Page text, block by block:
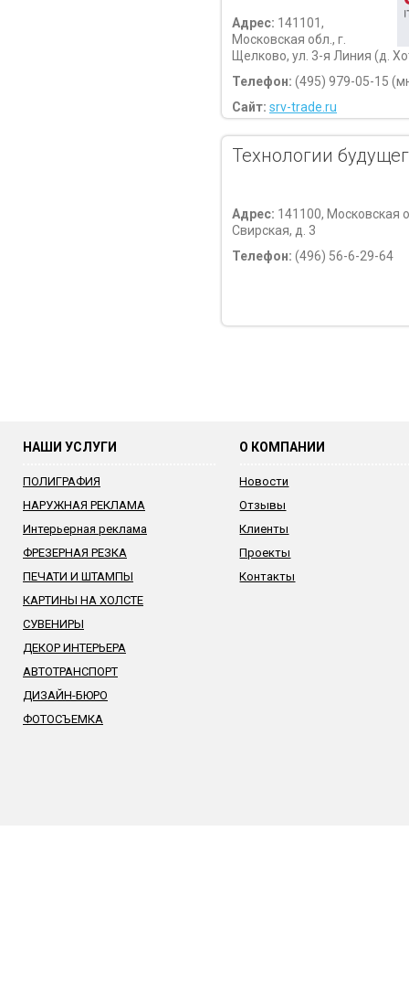
Адрес: 141101,
Московская обл., г.
Щелково, ул. 3-я Линия (д.
Телефон: (495) 979-05-15
Сайт: srv-trade.ru
Технологии
Адрес: 141100, Московская
Свирская, д. 3
Телефон: (496) 56-6-29-64
НАШИ УСЛУГИ
ПОЛИГРАФИЯ
НАРУЖНАЯ РЕКЛАМА
Интерьерная реклама
ФРЕЗЕРНАЯ РЕЗКА
ПЕЧАТИ И ШТАМПЫ
КАРТИНЫ НА ХОЛСТЕ
СУВЕНИРЫ
ДЕКОР ИНТЕРЬЕРА
АВТОТРАНСПОРТ
ДИЗАЙН-БЮРО
ФОТОСЪЕМКА
О КОМПАНИИ
Новости
Отзывы
Клиенты
Проекты
Контакты